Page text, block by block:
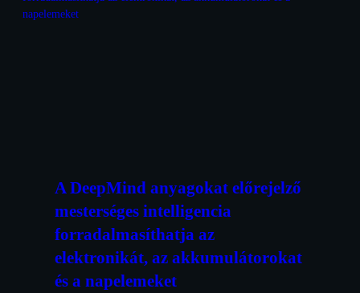
A DeepMind anyagokat előrejelző
mesterséges intelligencia
forradalmasíthatja az
elektronikát, az akkumulátorokat
és a napelemeket